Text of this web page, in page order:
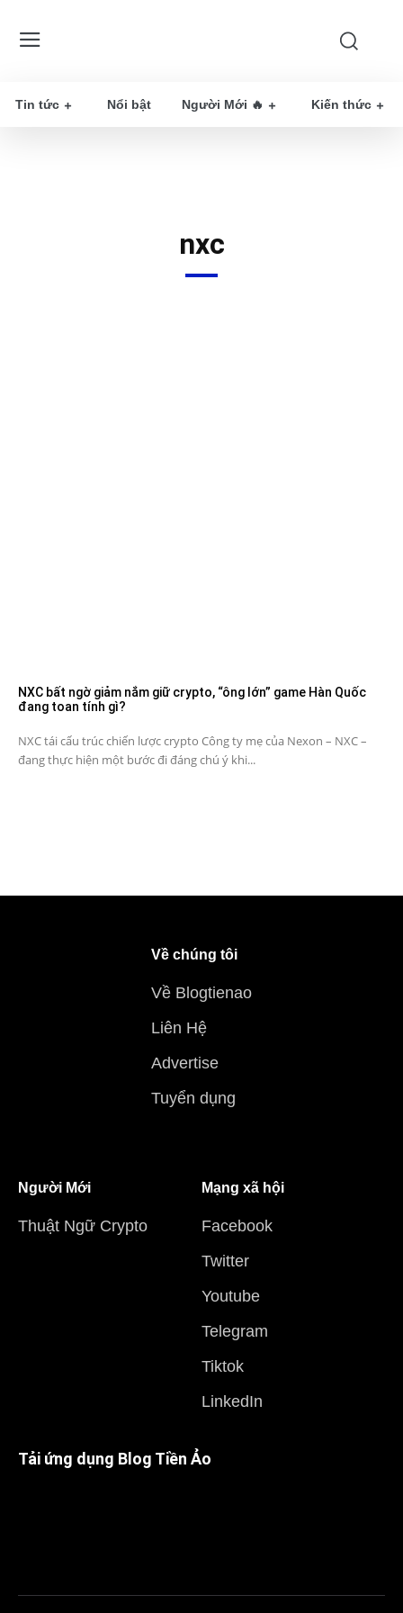
Tin tức Nổi bật Người Mới 🔥 Kiến thức
nxc
NXC bất ngờ giảm nắm giữ crypto, “ông lớn” game Hàn Quốc
đang toan tính gì?
NXC tái cấu trúc chiến lược crypto Công ty mẹ của Nexon – NXC –
đang thực hiện một bước đi đáng chú ý khi...
Về chúng tôi
Về Blogtienao
Liên Hệ
Advertise
Tuyển dụng
Người Mới
Thuật Ngữ Crypto
Mạng xã hội
Facebook
Twitter
Youtube
Telegram
Tiktok
LinkedIn
Tải ứng dụng Blog Tiền Ảo